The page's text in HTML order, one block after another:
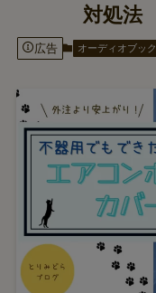
対処法
広告 オーディオブック